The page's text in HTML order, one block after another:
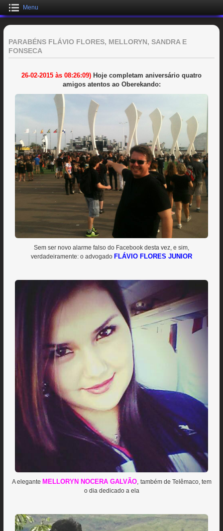
Menu
PARABÉNS FLÁVIO FLORES, MELLORYN, SANDRA E
FONSECA
26-02-2015 às 08:26:09) Hoje completam aniversário quatro
amigos atentos ao Oberekando:
Sem ser novo alarme falso do Facebook desta vez, e sim,
verdadeiramente: o advogado FLÁVIO FLORES JUNIOR
A elegante MELLORYN NOCERA GALVÃO, também de Telêmaco, tem
o dia dedicado a ela